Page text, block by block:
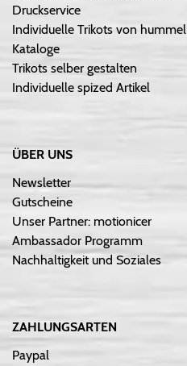
Druckservice
Individuelle Trikots von hummel
Kataloge
Trikots selber gestalten
Individuelle spized Artikel
ÜBER UNS
Newsletter
Gutscheine
Unser Partner: motionicer
Ambassador Programm
Nachhaltigkeit und Soziales
ZAHLUNGSARTEN
Paypal